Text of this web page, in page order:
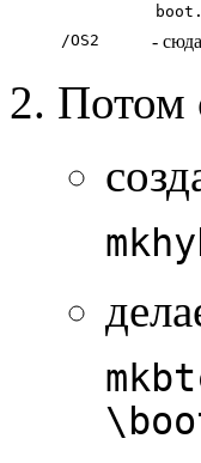
/OS2 -
Потом